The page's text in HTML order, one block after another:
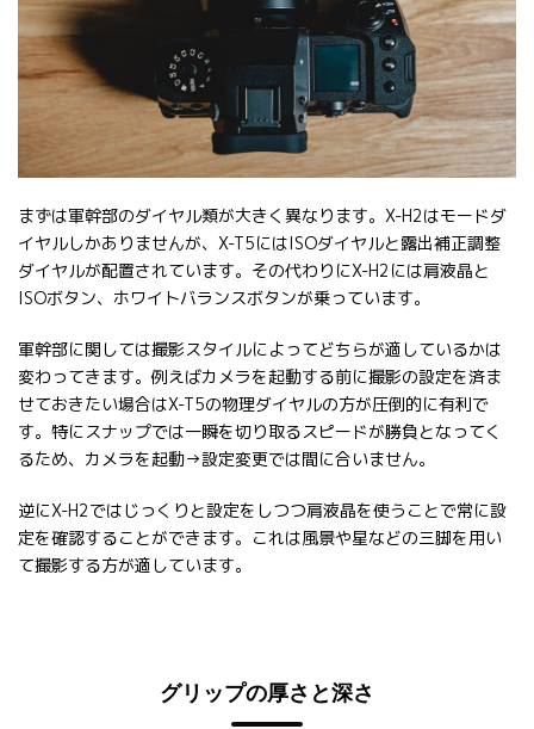
まずは軍幹部のダイヤル類が大きく異なります。X-H2はモードダ
イヤルしかありませんが、X-T5にはISOダイヤルと露出補正調整
ダイヤルが配置されています。その代わりにX-H2には肩液晶と
ISOボタン、ホワイトバランスボタンが乗っています。
軍幹部に関しては撮影スタイルによってどちらが適しているかは
変わってきます。例えばカメラを起動する前に撮影の設定を済ま
せておきたい場合はX-T5の物理ダイヤルの方が圧倒的に有利で
す。特にスナップでは一瞬を切り取るスピードが勝負となってく
るため、カメラを起動→設定変更では間に合いません。
逆にX-H2ではじっくりと設定をしつつ肩液晶を使うことで常に設
定を確認することができます。これは風景や星などの三脚を用い
て撮影する方が適しています。
グリップの厚さと深さ